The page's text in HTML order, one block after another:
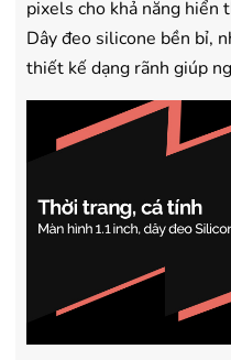
pixels cho khả năng hiển
Dây đeo silicone bền bỉ,
thiết kế dạng rãnh giúp